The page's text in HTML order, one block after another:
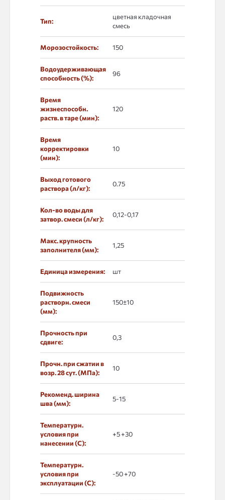
Тип:
цветная кладочная
смесь
Морозостойкость: 150
Водоудерживающая
способность (%):
96
Время
жизнеспособн.
раств. в таре (мин):
120
Время
корректировки
(мин):
10
Выход готового
раствора (л/кг):
0.75
Кол-во воды для
затвор. смеси (л/кг):
0,12-0,17
Макс. крупность
заполнителя (мм):
1,25
Единица измерения: шт
Подвижность
растворн. смеси
(мм):
150±10
Прочность при
сдвиге:
0,3
Прочн. при сжатии в
возр. 28 сут. (МПа):
10
Рекоменд. ширина
шва (мм):
5-15
Температурн.
условия при
нанесении (С):
+5 +30
Температурн.
условия при
эксплуатации (С):
-50 +70